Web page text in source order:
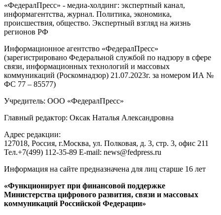
«ФедералПресс» - медиа-холдинг: экспертный канал,
информагентства, журнал. Политика, экономика,
происшествия, общество. Экспертный взгляд на жизнь
регионов РФ
Информационное агентство «ФедералПресс»
(зарегистрировано Федеральной службой по надзору в сфере
связи, информационных технологий и массовых
коммуникаций (Роскомнадзор) 21.07.2023г. за номером ИА №
ФС 77 – 85577)
Учредитель: ООО «ФедералПресс»
Главный редактор: Оксак Наталья Александровна
Адрес редакции:
127018, Россия, г.Москва, ул. Полковая, д. 3, стр. 3, офис 211
Тел.+7(499) 112-35-89 E-mail: news@fedpress.ru
Информация на сайте предназначена для лиц старше 16 лет
«Функционирует при финансовой поддержке
Министерства цифрового развития, связи и массовых
коммуникаций Российской Федерации»